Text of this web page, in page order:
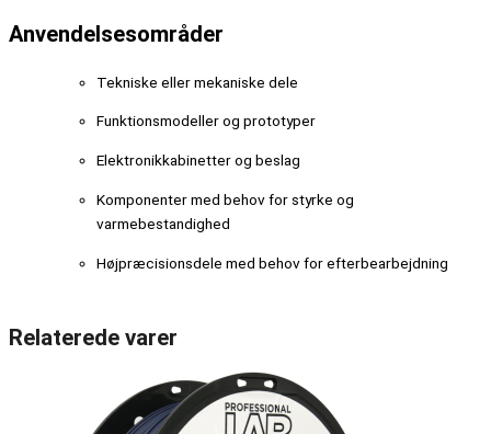
Anvendelsesområder
Tekniske eller mekaniske dele
Funktionsmodeller og prototyper
Elektronikkabinetter og beslag
Komponenter med behov for styrke og
varmebestandighed
Højpræcisionsdele med behov for efterbearbejdning
Relaterede varer